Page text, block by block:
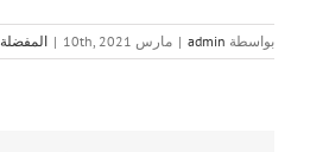
بواسطة admin
| مارس 10th, 2021 | المفضلة